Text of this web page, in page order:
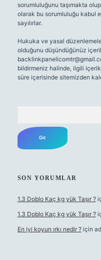
sorumluluğunu taşımakta
olarak bu sorumluluğu kabul
sayılırlar.
Hukuka ve yasal
olduğunu düşündüğünüz
bildirmeniz halinde, ilgili
süre içerisinde sitemizden
SON YORUMLAR
1.3 Doblo Kaç kg yük Taşır ?
1.3 Doblo Kaç kg yük Taşır ?
En iyi koyun ırkı nedir ?için